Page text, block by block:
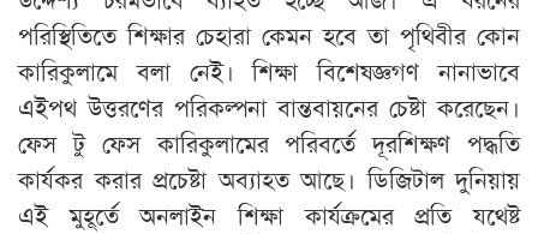
পরিস্থিতিতে শিক্ষার চেহারা কেমন হবে তা পৃথিবীর কোন
কারিকুলামে বলা নেই। শিক্ষা বিশেষজ্ঞগণ নানাভাবে
এইপথ উত্তরণের পরিকল্পনা বান্তবায়নের চেষ্টা করেছেন।
ফেস টু ফেস কারিকুলামের পরিবর্তে দূরশিক্ষণ পদ্ধতি
কার্যকর করার প্রচেষ্টা অব্যাহত আছে। ডিজিটাল দুনিয়ায়
এই মুহূর্তে অনলাইন শিক্ষা কার্যক্রমের প্রতি যথেষ্ট